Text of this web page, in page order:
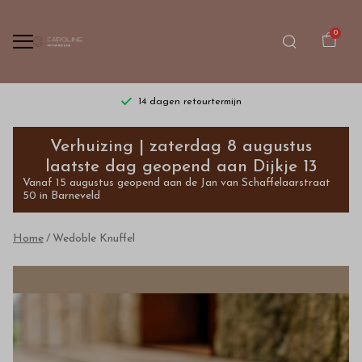
0
14 dagen retourtermijn
Wedoble
Knuffel
Bestel
kinderkleding
van
hoge
Verhuizing | zaterdag 8 augustus
laatste dag geopend aan Dijkje 13
Vanaf 15 augustus geopend aan de Jan van Schaffelaarstraat
50 in Barneveld
Home Wedoble Knuffel